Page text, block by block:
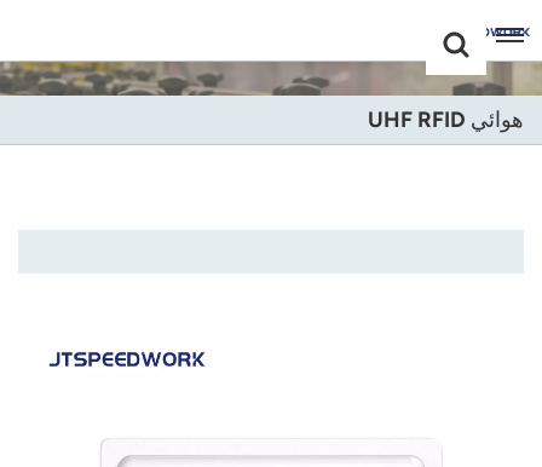
+86 -18681515767
English
هوائي UHF RFID